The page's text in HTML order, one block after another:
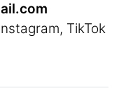
, TikTok